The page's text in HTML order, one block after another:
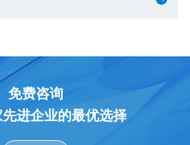
免费咨询
进企业的最优选择